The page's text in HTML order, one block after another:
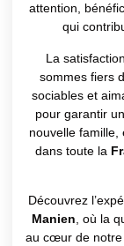
attention,
qui
La
sommes fiers
sociables et
pour garantir
nouvelle famille,
dans toute la
Découvrez
Manien , où la
au cœur de notre